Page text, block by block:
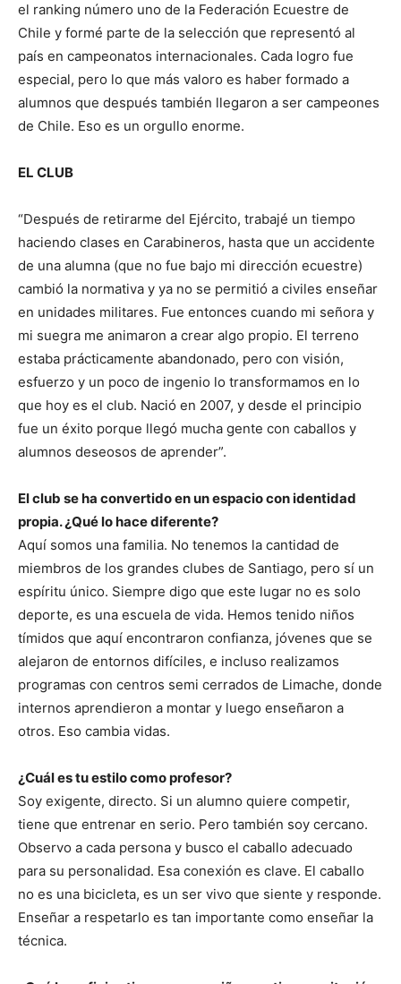
el ranking número uno de la Federación Ecuestre de
Chile y formé parte de la selección que representó al
país en campeonatos internacionales. Cada logro fue
especial, pero lo que más valoro es haber formado a
alumnos que después también llegaron a ser campeones
de Chile. Eso es un orgullo enorme.
EL CLUB
“Después de retirarme del Ejército, trabajé un tiempo
haciendo clases en Carabineros, hasta que un accidente
de una alumna (que no fue bajo mi dirección ecuestre)
cambió la normativa y ya no se permitió a civiles enseñar
en unidades militares. Fue entonces cuando mi señora y
mi suegra me animaron a crear algo propio. El terreno
estaba prácticamente abandonado, pero con visión,
esfuerzo y un poco de ingenio lo transformamos en lo
que hoy es el club. Nació en 2007, y desde el principio
fue un éxito porque llegó mucha gente con caballos y
alumnos deseosos de aprender”.
El club se ha convertido en un espacio con identidad
propia. ¿Qué lo hace diferente?
Aquí somos una familia. No tenemos la cantidad de
miembros de los grandes clubes de Santiago, pero sí un
espíritu único. Siempre digo que este lugar no es solo
deporte, es una escuela de vida. Hemos tenido niños
tímidos que aquí encontraron confianza, jóvenes que se
alejaron de entornos difíciles, e incluso realizamos
programas con centros semi cerrados de Limache, donde
internos aprendieron a montar y luego enseñaron a
otros. Eso cambia vidas.
¿Cuál es tu estilo como profesor?
Soy exigente, directo. Si un alumno quiere competir,
tiene que entrenar en serio. Pero también soy cercano.
Observo a cada persona y busco el caballo adecuado
para su personalidad. Esa conexión es clave. El caballo
no es una bicicleta, es un ser vivo que siente y responde.
Enseñar a respetarlo es tan importante como enseñar la
técnica.